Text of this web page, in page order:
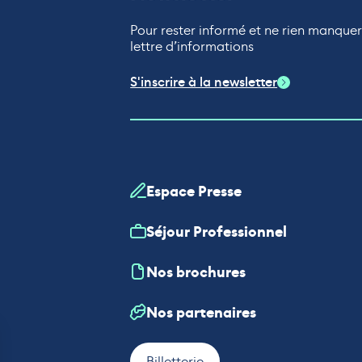
Pour rester informé et ne rien
lettre d’informations
S'inscrire à la newsletter
Espace Presse
Séjour Professionnel
Nos brochures
Nos partenaires